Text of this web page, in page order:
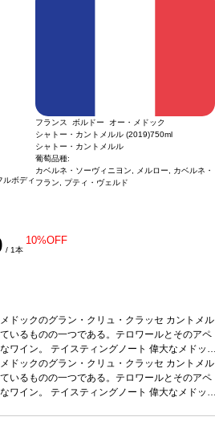
ルボディ
フランス ボルドー オー・メドック
シャトー・カントメルル (2019)750ml
シャトー・カントメルル
葡萄品種:
カベルネ・ソーヴィニヨン, メルロー, カベルネ・
フラン, プティ・ヴェルド
/ 1本
10%OFF
ドックのグラン・クリュ・クラッセ カントメル
いるものの一つである。テロワールとそのアペ
ワイン。 テイスティングノート 偉大なメドッ
さを示す。ブーケはチェリー、オリーブ、タバ
る。口に含むと、滑らかなタンニンがスパイ
和し、柔らかい余韻が支える。生き生きとした
ドックのグラン・クリュ・クラッセ カントメル
いるものの一つである。テロワールとそのアペ
ワイン。 テイスティングノート 偉大なメドッ